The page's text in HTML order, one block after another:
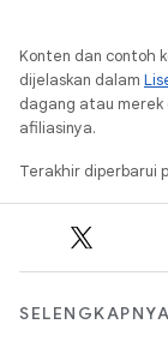
Konten dan contoh
dijelaskan dalam
dagang atau
afiliasinya.
Terakhir diperbarui